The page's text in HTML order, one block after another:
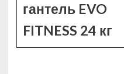
гантель EVO
FITNESS 24 кг